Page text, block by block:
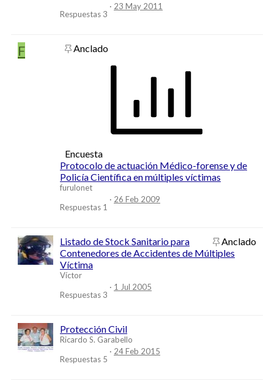
Respuestas 3
23 May 2011
F Anclado
Encuesta
Protocolo de actuación Médico-forense y de
Policía Científica en múltiples víctimas
furulonet
Respuestas 1
26 Feb 2009
Anclado
Listado de Stock Sanitario para
Contenedores de Accidentes de Múltiples
Víctima
Víctor
Respuestas 3
1 Jul 2005
Protección Civil
Ricardo S. Garabello
Respuestas 5
24 Feb 2015